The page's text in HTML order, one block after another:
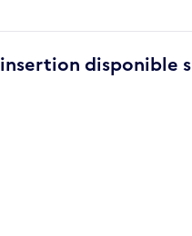
disponible